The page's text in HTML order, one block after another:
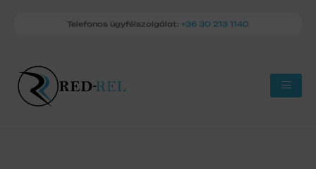
Telefonos ügyfélszolgálat: +36 30 213 1140